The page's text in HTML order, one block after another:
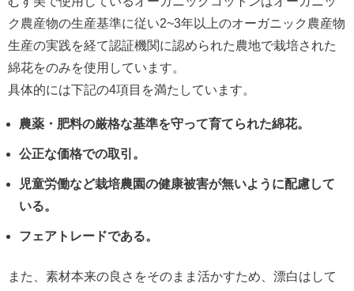
ク農産物の生産基準に従い2~3年以上のオーガニック農産物
生産の実践を経て認証機関に認められた農地で栽培された
綿花をのみを使用しています。
具体的には下記の4項目を満たしています。
農薬・肥料の厳格な基準を守って育てられた綿花。
公正な価格での取引。
児童労働など栽培農園の健康被害が無いように配慮して
いる。
フェアトレードである。
また、素材本来の良さをそのまま活かすため、漂白はして